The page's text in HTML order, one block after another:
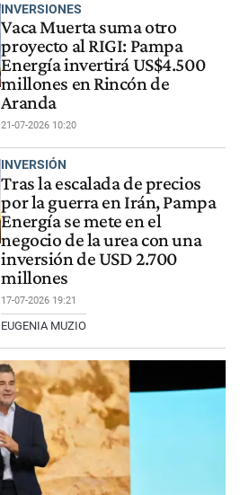
INVERSIONES
Vaca Muerta suma otro
proyecto al RIGI: Pampa
Energía invertirá US$4.500
millones en Rincón de
Aranda
21-07-2026 10:20
INVERSIÓN
Tras la escalada de precios
por la guerra en Irán, Pampa
Energía se mete en el
negocio de la urea con una
inversión de USD 2.700
millones
17-07-2026 19:21
EUGENIA MUZIO